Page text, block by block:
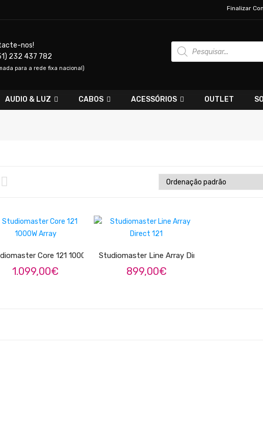
Finalizar
nos!
232 437 782
para a rede fixa nacional)
Products
search
AUDIO & LUZ CABOS ACESSÓRIOS OUTLET
Core 121 1000W Array
1.099,00€
LER MAIS
Studiomaster Line Array Direct 121
899,00€